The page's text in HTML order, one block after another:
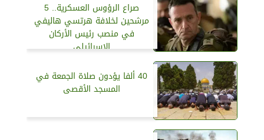
صراع الرؤوس العسكرية.. 5
مرشحين لخلافة هرتسي هاليفي
في منصب رئيس الأركان
الإسرائيلي
40 ألفا يؤدون صلاة الجمعة في
المسجد الأقصى